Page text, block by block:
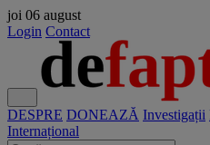
joi 06 august
Login Contact
DESPRE DONEAZĂ Investigații
Internațional